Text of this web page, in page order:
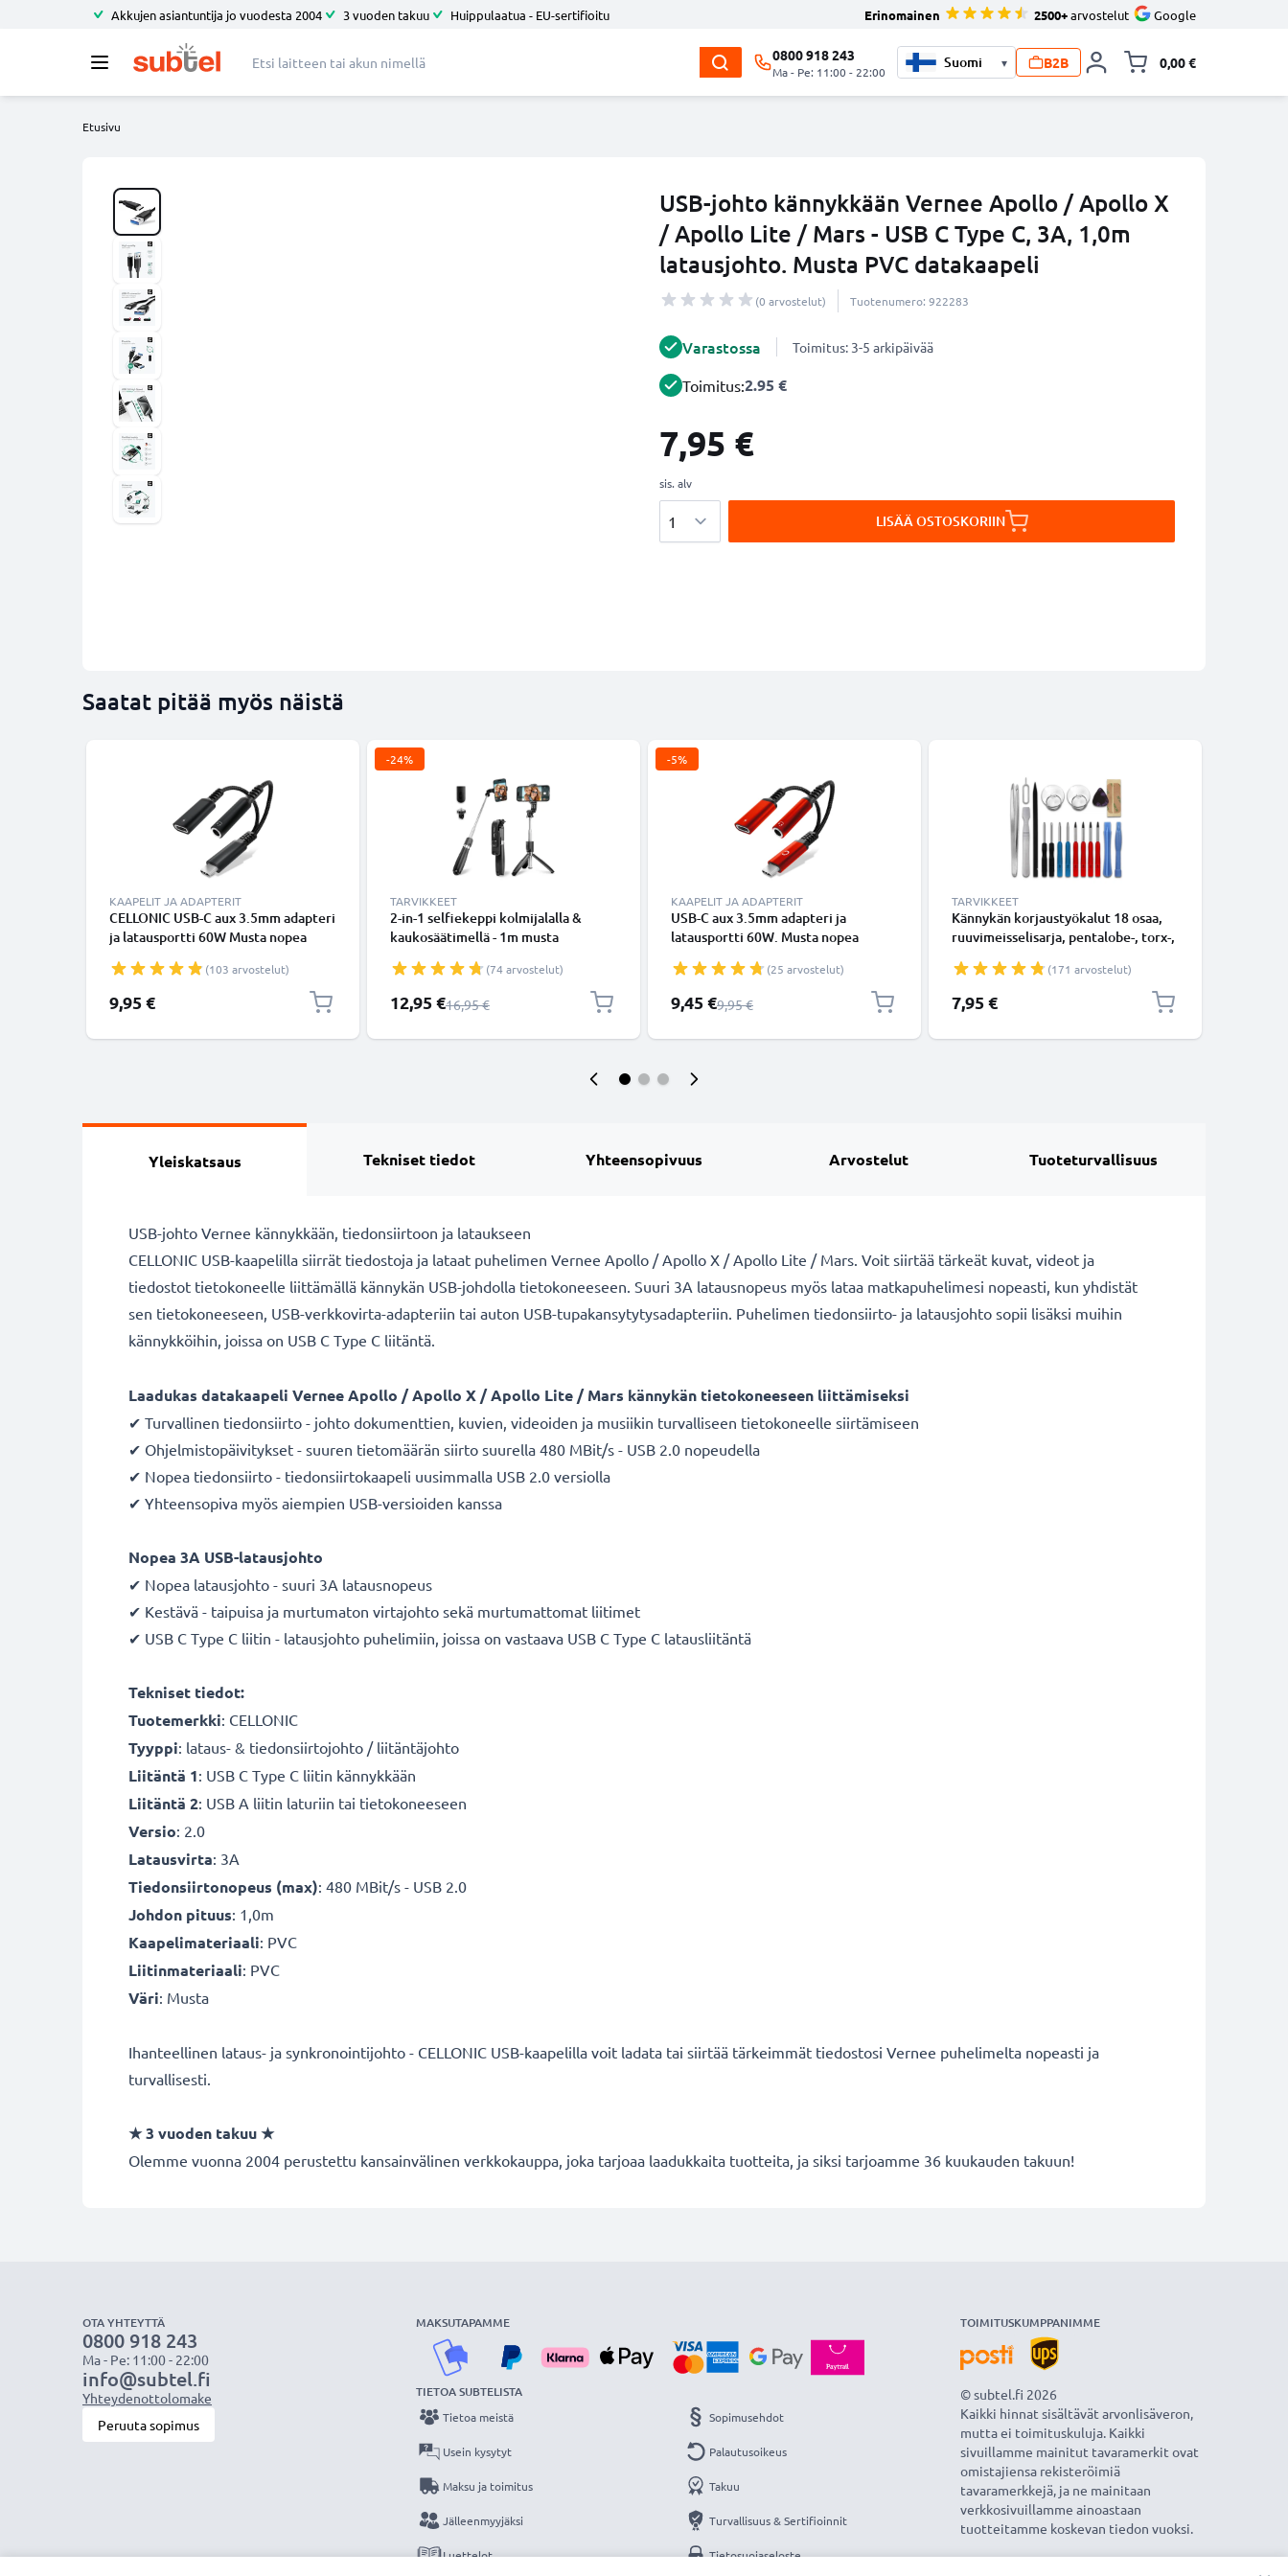
Akkujen asiantuntija jo vuodesta 2004 3 vuoden takuu Huippulaatua - EU-sertifioitu Erinomainen 2500+arvostelut Google
0800 918 243
Ma - Pe: 11:00 - 22:00
▾ B2B 0,00 €
Etusivu
USB-johto kännykkään Vernee Apollo / Apollo X
/ Apollo Lite / Mars - USB C Type C, 3A, 1,0m
latausjohto. Musta PVC datakaapeli
(0 arvostelut) Tuotenumero: 922283
Varastossa Toimitus: 3-5 arkipäivää
Toimitus:2.95 €
7,95 €
sis. alv
LISÄÄ OSTOSKORIIN
Saatat pitää myös näistä
KAAPELIT JA ADAPTERIT
CELLONIC USB-C aux 3.5mm adapteri
ja latausportti 60W Musta nopea
tableteille ja kuulokkeille
(103 arvostelut)
9,95 €
-24%
TARVIKKEET
2-in-1 selfiekeppi kolmijalalla &
kaukosäätimellä - 1m musta
kokoontaitettava kolmijalka
bluetooth-kaukosäätimellä
puhelimelle ja kameralle - iPhonelle,
(74 arvostelut)
Erikoishinta
12,95 €Normaali hinta
16,95 €
-5%
KAAPELIT JA ADAPTERIT
USB-C aux 3.5mm adapteri ja
latausportti 60W. Musta nopea
tableteille ja kuulokkeille - Punainen
(25 arvostelut)
Erikoishinta
9,45 €Normaali hinta
9,95 €
TARVIKKEET
Kännykän korjaustyökalut 18 osaa,
ruuvimeisselisarja, pentalobe-, torx-,
imukuppi, pinsetit ja tarra -
älypuhelimen avaustyökalut
tarkkuustyöhön
(171 arvostelut)
7,95 €
Yleiskatsaus Tekniset tiedot Yhteensopivuus Arvostelut Tuoteturvallisuus
USB-johto Vernee kännykkään, tiedonsiirtoon ja lataukseen
CELLONIC USB-kaapelilla siirrät tiedostoja ja lataat puhelimen Vernee Apollo / Apollo X / Apollo Lite / Mars. Voit siirtää tärkeät kuvat, videot ja
tiedostot tietokoneelle liittämällä kännykän USB-johdolla tietokoneeseen. Suuri 3A latausnopeus myös lataa matkapuhelimesi nopeasti, kun yhdistät
sen tietokoneeseen, USB-verkkovirta-adapteriin tai auton USB-tupakansytytysadapteriin. Puhelimen tiedonsiirto- ja latausjohto sopii lisäksi muihin
kännykköihin, joissa on USB C Type C liitäntä.
Laadukas datakaapeli Vernee Apollo / Apollo X / Apollo Lite / Mars kännykän tietokoneeseen liittämiseksi
✔ Turvallinen tiedonsiirto - johto dokumenttien, kuvien, videoiden ja musiikin turvalliseen tietokoneelle siirtämiseen
✔ Ohjelmistopäivitykset - suuren tietomäärän siirto suurella 480 MBit/s - USB 2.0 nopeudella
✔ Nopea tiedonsiirto - tiedonsiirtokaapeli uusimmalla USB 2.0 versiolla
✔ Yhteensopiva myös aiempien USB-versioiden kanssa
Nopea 3A USB-latausjohto
✔ Nopea latausjohto - suuri 3A latausnopeus
✔ Kestävä - taipuisa ja murtumaton virtajohto sekä murtumattomat liitimet
✔ USB C Type C liitin - latausjohto puhelimiin, joissa on vastaava USB C Type C latausliitäntä
Tekniset tiedot:
Tuotemerkki: CELLONIC
Tyyppi: lataus- & tiedonsiirtojohto / liitäntäjohto
Liitäntä 1: USB C Type C liitin kännykkään
Liitäntä 2: USB A liitin laturiin tai tietokoneeseen
Versio: 2.0
Latausvirta: 3A
Tiedonsiirtonopeus (max): 480 MBit/s - USB 2.0
Johdon pituus: 1,0m
Kaapelimateriaali: PVC
Liitinmateriaali: PVC
Väri: Musta
Ihanteellinen lataus- ja synkronointijohto - CELLONIC USB-kaapelilla voit ladata tai siirtää tärkeimmät tiedostosi Vernee puhelimelta nopeasti ja
turvallisesti.
★3 vuoden takuu★
Olemme vuonna 2004 perustettu kansainvälinen verkkokauppa, joka tarjoaa laadukkaita tuotteita, ja siksi tarjoamme 36 kuukauden takuun!
OTA YHTEYTTÄ
0800 918 243
Ma - Pe: 11:00 - 22:00
info@subtel.fi
Yhteydenottolomake
Peruuta sopimus
MAKSUTAPAMME
TIETOA SUBTELISTA
Tietoa meistä
Usein kysytyt
Maksu ja toimitus
Jälleenmyyjäksi
Luettelot
Sopimusehdot
Palautusoikeus
Takuu
Turvallisuus & Sertifioinnit
Tietosuojaseloste
TOIMITUSKUMPPANIMME
© subtel.fi 2026
Kaikki hinnat sisältävät arvonlisäveron,
mutta ei toimituskuluja. Kaikki
sivuillamme mainitut tavaramerkit ovat
omistajiensa rekisteröimiä
tavaramerkkejä, ja ne mainitaan
verkkosivuillamme ainoastaan
tuotteitamme koskevan tiedon vuoksi.